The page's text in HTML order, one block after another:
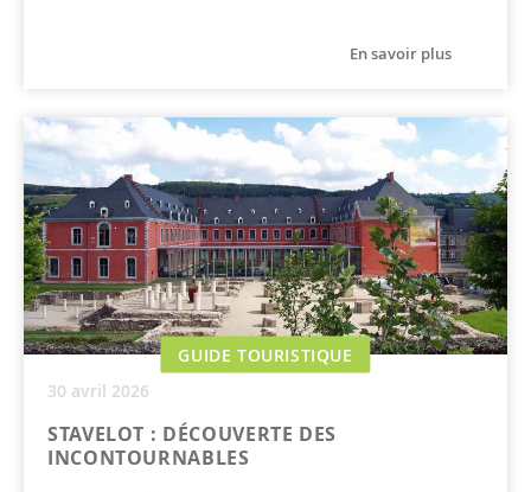
En savoir plus
GUIDE TOURISTIQUE
30 avril 2026
STAVELOT : DÉCOUVERTE DES
INCONTOURNABLES